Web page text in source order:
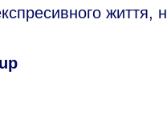
життя,